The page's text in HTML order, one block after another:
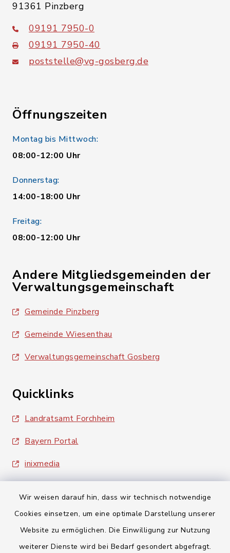
Wir weisen darauf hin, dass wir technisch notwendige
Cookies einsetzen, um eine optimale Darstellung unserer
Website zu ermöglichen. Die Einwilligung zur Nutzung
weiterer Dienste wird bei Bedarf gesondert abgefragt.
91361 Pinzberg
09191 7950-0
09191 7950-40
poststelle@vg-gosberg.de
Öffnungszeiten
Montag bis Mittwoch:
08:00-12:00 Uhr
Donnerstag:
14:00-18:00 Uhr
Freitag:
08:00-12:00 Uhr
Andere Mitgliedsgemeinden der
Verwaltungsgemeinschaft
Gemeinde Pinzberg
Gemeinde Wiesenthau
Verwaltungsgemeinschaft Gosberg
Quicklinks
Landratsamt Forchheim
Bayern Portal
inixmedia